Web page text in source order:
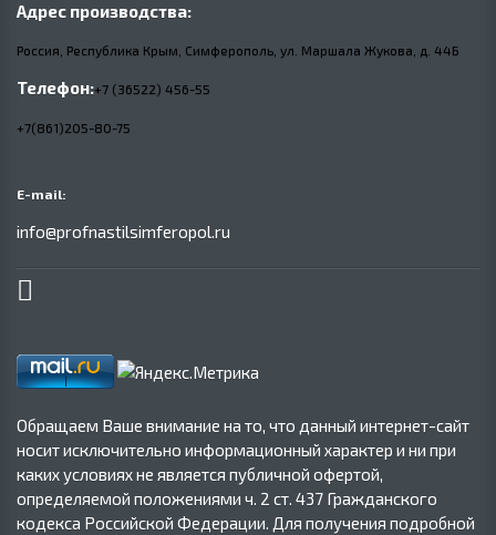
Адрес производства:
Россия, Республика Крым, Симферополь, ул. Маршала Жукова, д. 44Б
Телефон:+7 (36522) 456-55
+7(861)205-80-75
E-mail:
info@profnastilsimferopol.ru
Обращаем Ваше внимание на то, что данный интернет-сайт
носит исключительно информационный характер и ни при
каких условиях не является публичной офертой,
определяемой положениями ч. 2 ст. 437 Гражданского
кодекса Российской Федерации. Для получения подробной